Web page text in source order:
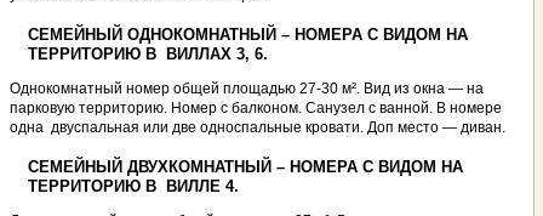
СЕМЕЙНЫЙ ОДНОКОМНАТНЫЙ – НОМЕРА С ВИДОМ НА
ТЕРРИТОРИЮ В ВИЛЛАХ 3, 6.
Однокомнатный номер общей площадью 27-30 м². Вид из окна — на
парковую территорию. Номер с балконом. Санузел с ванной. В номере
одна двуспальная или две односпальные кровати. Доп место — диван.
СЕМЕЙНЫЙ ДВУХКОМНАТНЫЙ – НОМЕРА С ВИДОМ НА
ТЕРРИТОРИЮ В ВИЛЛЕ 4.